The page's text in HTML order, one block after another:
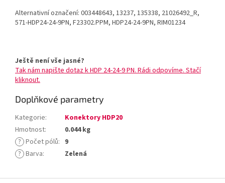
Alternativní označení: 003448643, 13237, 135338, 21026492_R,
571-HDP24-24-9PN, F23302.PPM, HDP24-24-9PN, RIM01234
Ještě není vše jasné?
Tak nám napište dotaz k HDP 24-24-9 PN. Rádi odpovíme. Stačí
kliknout.
Doplňkové parametry
Kategorie:
Konektory HDP20
Hmotnost:
0.044 kg
? Počet pólů: 9
? Barva: Zelená